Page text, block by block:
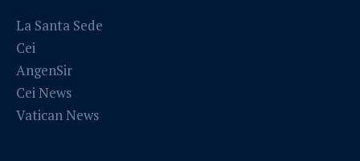
La Santa Sede
Cei
AngenSir
Cei News
Vatican News